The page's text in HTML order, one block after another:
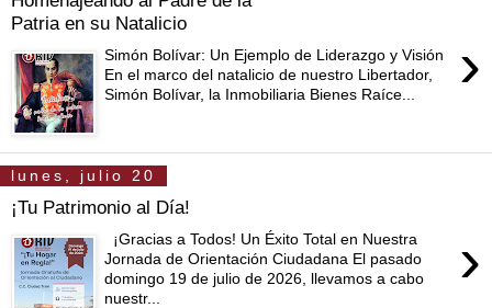
Patria en su Natalicio
›
Simón Bolívar: Un Ejemplo de Liderazgo y Visión
En el marco del natalicio de nuestro Libertador,
Simón Bolívar, la Inmobiliaria Bienes Raíce...
lunes, julio 20
¡Tu Patrimonio al Día!
›
¡Gracias a Todos! Un Éxito Total en Nuestra
Jornada de Orientación Ciudadana El pasado
domingo 19 de julio de 2026, llevamos a cabo
nuestr...